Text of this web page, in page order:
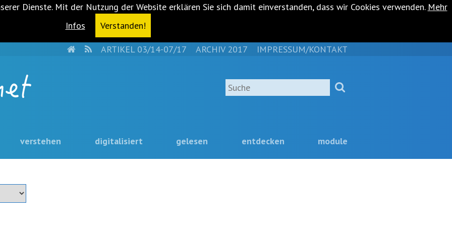
Dienste. Mit der Nutzung der Website erklären Sie sich damit einverstanden, dass wir Cookies verwenden. Mehr
Infos
Verstanden!
HOMERSSARTIKEL 03/14-07/17 ARCHIV 2017 IMPRESSUM/KONTAKT
Suche
verstehen digitalisiert gelesen entdecken module